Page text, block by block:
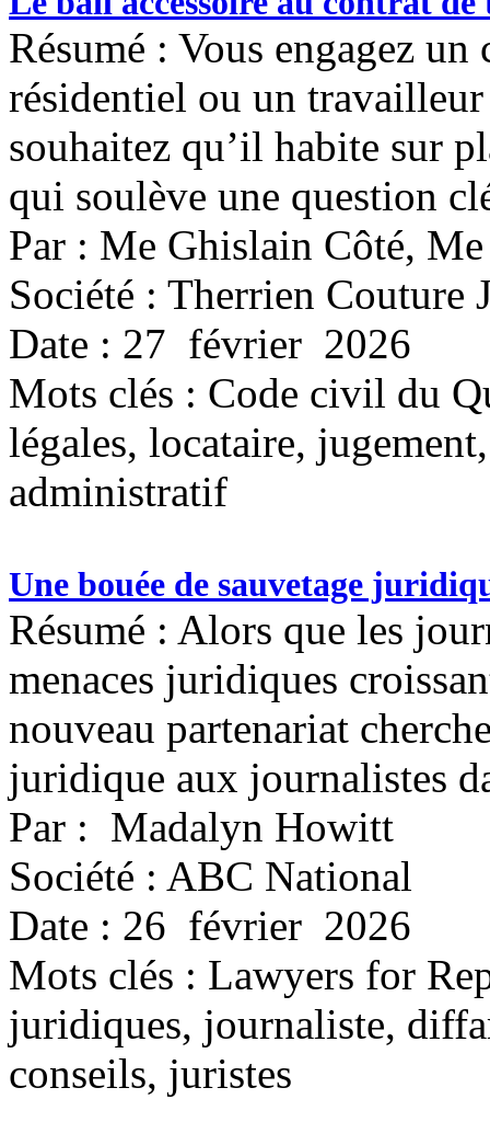
Résumé : Vous engagez
résidentiel ou un
souhaitez qu’il habite sur
qui soulève une question
Par : Me Ghislain Côté,
Société : Therrien Couture
Date : 27 février 2026
Mots clés : Code civil du
légales, locataire,
administratif
Une bouée de sauvetage
Résumé : Alors que les
menaces juridiques
nouveau partenariat
juridique aux journalistes
Par : Madalyn Howitt
Société : ABC National
Date : 26 février 2026
Mots clés : Lawyers for
juridiques, journaliste,
conseils, juristes